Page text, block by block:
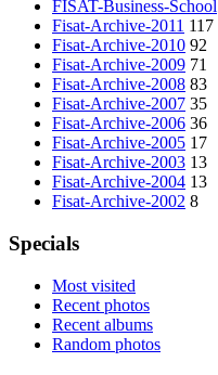
FISAT-Business-School
Fisat-Archive-2011 117
Fisat-Archive-2010 92
Fisat-Archive-2009 71
Fisat-Archive-2008 83
Fisat-Archive-2007 35
Fisat-Archive-2006 36
Fisat-Archive-2005 17
Fisat-Archive-2003 13
Fisat-Archive-2004 13
Fisat-Archive-2002 8
Specials
Most visited
Recent photos
Recent albums
Random photos